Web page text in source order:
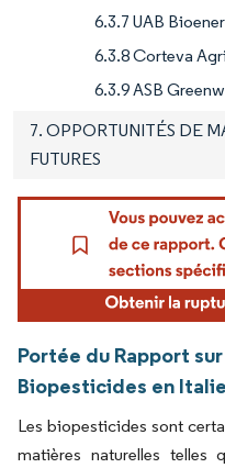
6.3.7 UAB
6.3.8 Corteva
6.3.9 ASB
7. OPPORTUNITÉS DE
FUTURES
Portée du Rapport
Biopesticides en Italie
Les biopesticides sont
matières naturelles telles